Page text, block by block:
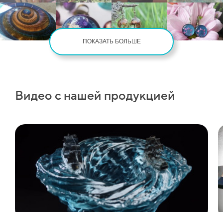
ПОКАЗАТЬ БОЛЬШЕ
Видео с нашей продукцией